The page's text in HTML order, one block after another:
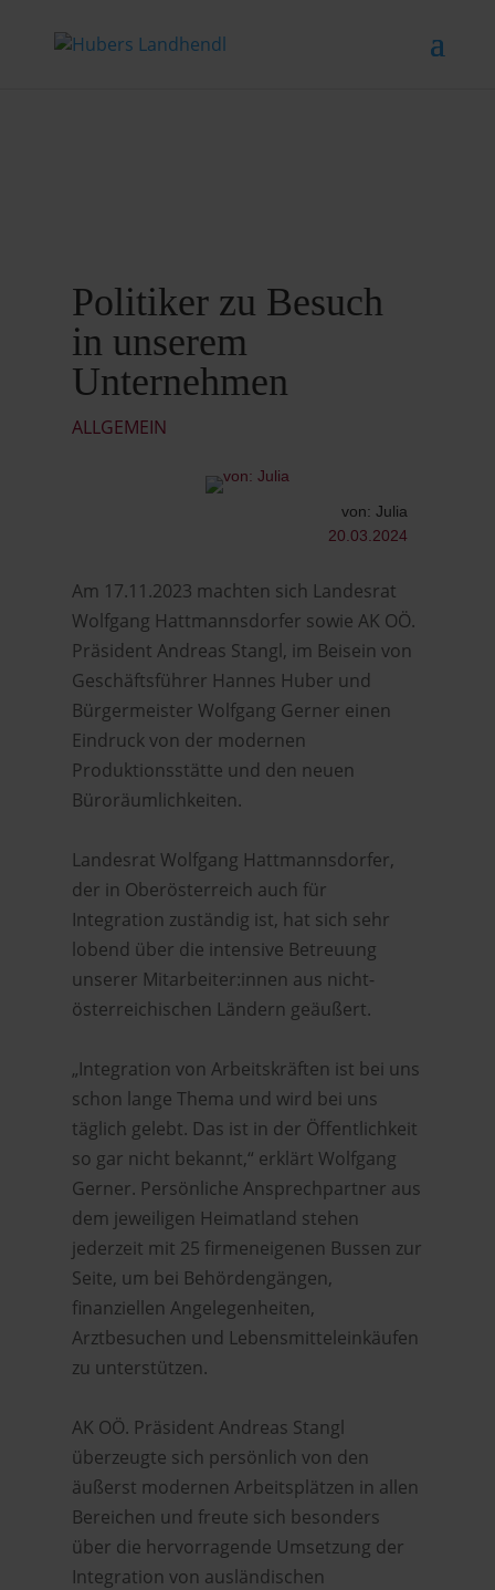
Politiker zu Besuch
in unserem
Unternehmen
ALLGEMEIN
von: Julia
20.03.2024
Am 17.11.2023 machten sich Landesrat
Wolfgang Hattmannsdorfer sowie AK OÖ.
Präsident Andreas Stangl, im Beisein von
Geschäftsführer Hannes Huber und
Bürgermeister Wolfgang Gerner einen
Eindruck von der modernen
Produktionsstätte und den neuen
Büroräumlichkeiten.
Landesrat Wolfgang Hattmannsdorfer,
der in Oberösterreich auch für
Integration zuständig ist, hat sich sehr
lobend über die intensive Betreuung
unserer Mitarbeiter:innen aus nicht-
österreichischen Ländern geäußert.
„Integration von Arbeitskräften ist bei uns
schon lange Thema und wird bei uns
täglich gelebt. Das ist in der Öffentlichkeit
so gar nicht bekannt,“ erklärt Wolfgang
Gerner. Persönliche Ansprechpartner aus
dem jeweiligen Heimatland stehen
jederzeit mit 25 firmeneigenen Bussen zur
Seite, um bei Behördengängen,
finanziellen Angelegenheiten,
Arztbesuchen und Lebensmitteleinkäufen
zu unterstützen.
AK OÖ. Präsident Andreas Stangl
überzeugte sich persönlich von den
äußerst modernen Arbeitsplätzen in allen
Bereichen und freute sich besonders
über die hervorragende Umsetzung der
Integration von ausländischen